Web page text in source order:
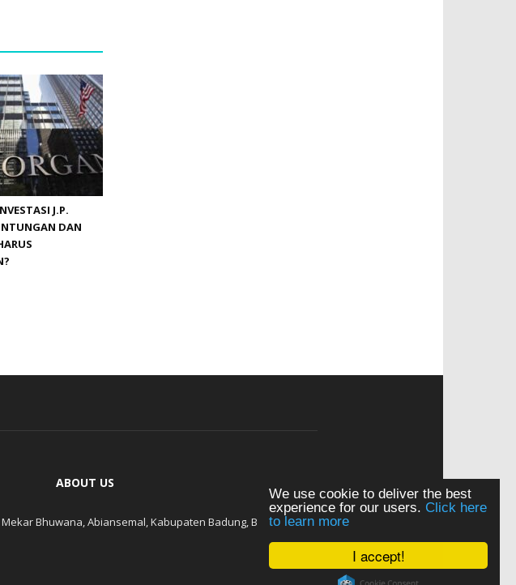
I accept!
We use cookie to deliver the best
experience for our users. Click here
to learn more
J.P.
DAN
ABOUT US
Mekar Bhuwana, Abiansemal, Kabupaten Badung, Bali 80352